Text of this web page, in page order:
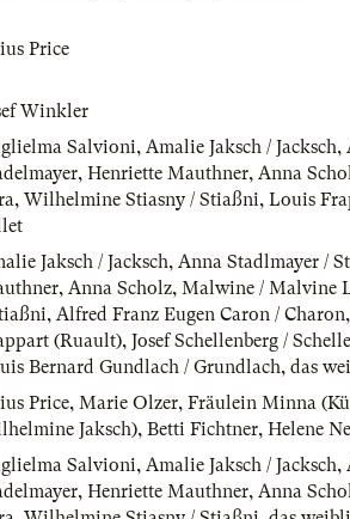
Price
Winkler
Salvioni, Amalie Jaksch / Jacksch,
, Henriette Mauthner, Anna
, Wilhelmine Stiasny / Stiaßni, Louis
Jaksch / Jacksch, Anna Stadlmayer /
, Anna Scholz, Malwine / Malvine
, Alfred Franz Eugen Caron / Charon,
(Ruault), Josef Schellenberg /
Bernard Gundlach / Grundlach, das
Price, Marie Olzer, Fräulein Minna
Jaksch), Betti Fichtner, Helene
Salvioni, Amalie Jaksch / Jacksch,
, Henriette Mauthner, Anna